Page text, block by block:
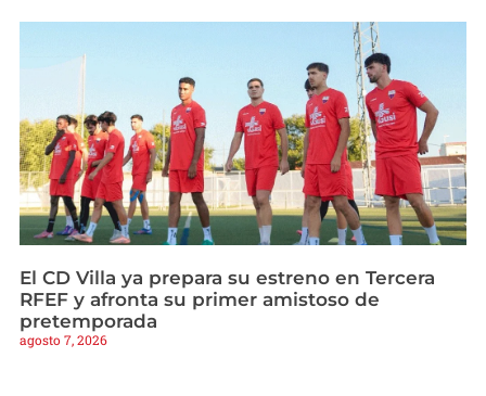
El CD Villa ya prepara su estreno en Tercera
RFEF y afronta su primer amistoso de
pretemporada
agosto 7, 2026